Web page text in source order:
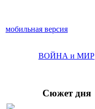
мобильная версия
ВОЙНА и МИР
Сюжет дня